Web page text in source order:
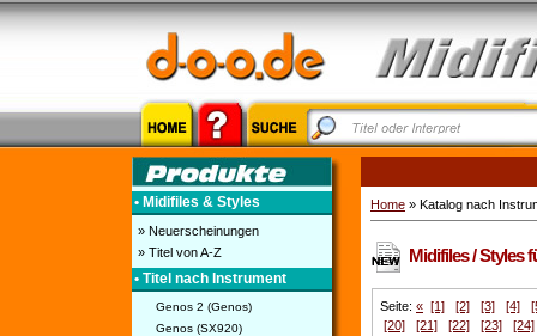
• Midifiles & Styles
» Neuerscheinungen
» Titel von A-Z
• Titel nach Instrument
Genos 2 (Genos)
Genos (SX920)
Home » Katalog nach
Midifiles / Styles
Seite: « [1] [2] [3] [4]
[20]
[21] [22] [23]
[24]